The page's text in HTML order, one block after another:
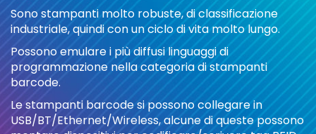
Sono stampanti molto robuste, di classificazione
industriale, quindi con un ciclo di vita molto lungo.
Possono emulare i più diffusi linguaggi di
programmazione nella categoria di stampanti
barcode.
Le stampanti barcode si possono collegare in
USB/BT/Ethernet/Wireless, alcune di queste possono